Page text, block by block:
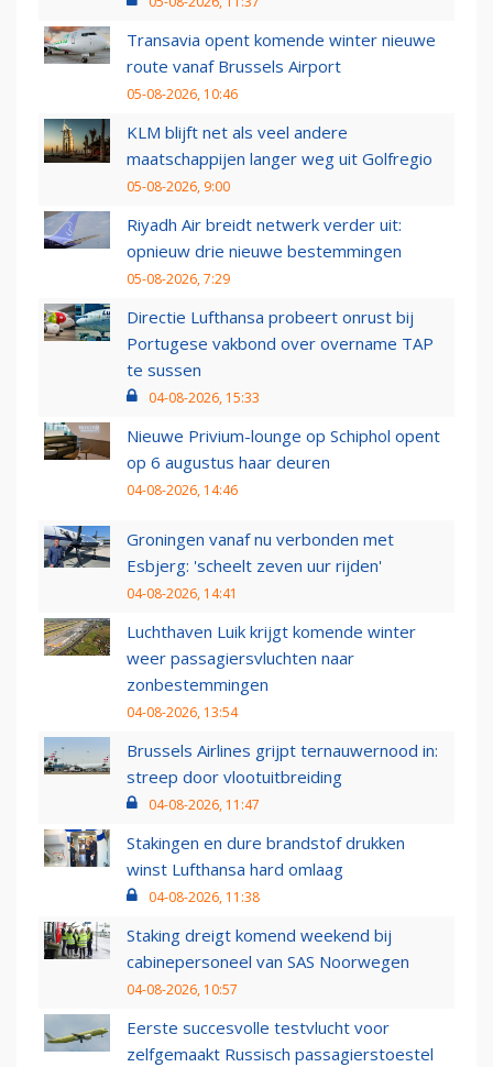
Transavia opent komende winter nieuwe
route vanaf Brussels Airport
05-08-2026, 10:46
KLM blijft net als veel andere
maatschappijen langer weg uit Golfregio
05-08-2026, 9:00
Riyadh Air breidt netwerk verder uit:
opnieuw drie nieuwe bestemmingen
05-08-2026, 7:29
Directie Lufthansa probeert onrust bij
Portugese vakbond over overname TAP
te sussen
04-08-2026, 15:33
Nieuwe Privium-lounge op Schiphol opent
op 6 augustus haar deuren
04-08-2026, 14:46
Groningen vanaf nu verbonden met
Esbjerg: 'scheelt zeven uur rijden'
04-08-2026, 14:41
Luchthaven Luik krijgt komende winter
weer passagiersvluchten naar
zonbestemmingen
04-08-2026, 13:54
Brussels Airlines grijpt ternauwernood in:
streep door vlootuitbreiding
04-08-2026, 11:47
Stakingen en dure brandstof drukken
winst Lufthansa hard omlaag
04-08-2026, 11:38
Staking dreigt komend weekend bij
cabinepersoneel van SAS Noorwegen
04-08-2026, 10:57
Eerste succesvolle testvlucht voor
zelfgemaakt Russisch passagierstoestel